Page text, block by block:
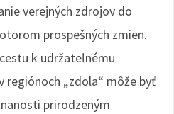
verejných zdrojov do
prospešných zmien.
k udržateľnému
regiónoch „zdola“ môže byť
prirodzeným